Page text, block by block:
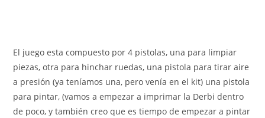
El juego esta compuesto por 4 pistolas, una para limpiar
piezas, otra para hinchar ruedas, una pistola para tirar aire
a presión (ya teníamos una, pero venía en el kit) una pistola
para pintar, (vamos a empezar a imprimar la Derbi dentro
de poco, y también creo que es tiempo de empezar a pintar